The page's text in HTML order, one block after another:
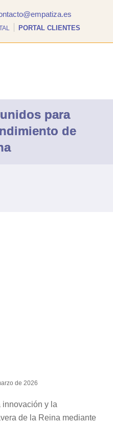
PORTAL CLIENTES
para
de
de 2026
innovación y la
de la Reina mediante